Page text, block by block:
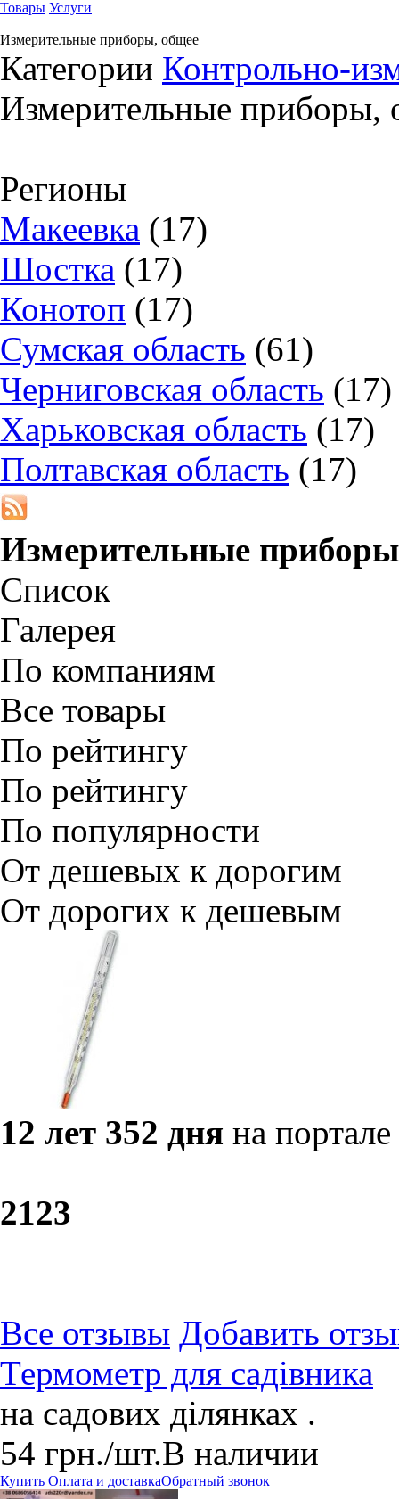
Товары Услуги
Измерительные приборы, общее
Категории Контрольно-
Измерительные приборы,
Регионы
Макеевка (17)
Шостка (17)
Конотоп (17)
Сумская область (61)
Черниговская область (17)
Харьковская область (17)
Полтавская область (17)
Измерительные
Список
Галерея
По компаниям
Все товары
По рейтингу
По рейтингу
По популярности
От дешевых к дорогим
От дорогих к дешевым
12 лет 352 дня на портале
2123
Все отзывы Добавить
Термометр для садівника
на садових ділянках .
54 грн./шт.В наличии
Купить Оплата и доставкаОбратный звонок